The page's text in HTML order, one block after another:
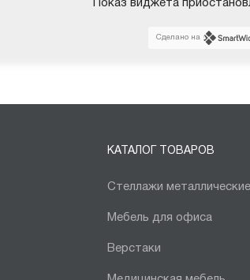
Показ виджета
Сделано на
КАТАЛОГ ТОВАРОВ
Стеллажи металлические
Мебель для офиса
Верстаки